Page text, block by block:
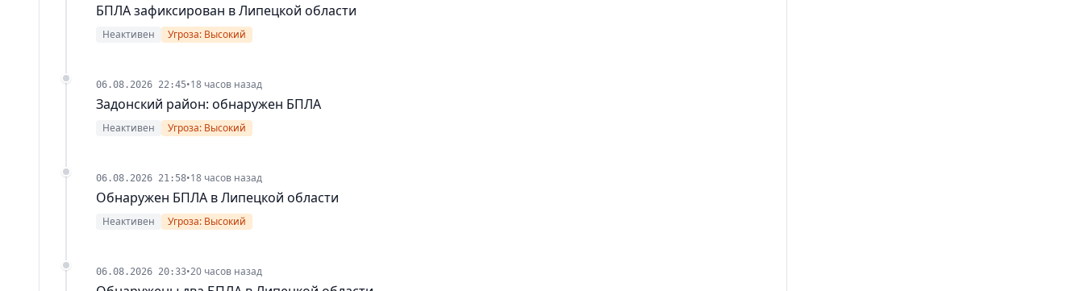
БПЛА зафиксирован в Липецкой области
Неактивен Угроза: Высокий
06.08.2026 22:45•18 часов назад
Задонский район: обнаружен БПЛА
Неактивен Угроза: Высокий
06.08.2026 21:58•18 часов назад
Обнаружен БПЛА в Липецкой области
Неактивен Угроза: Высокий
06.08.2026 20:33•20 часов назад